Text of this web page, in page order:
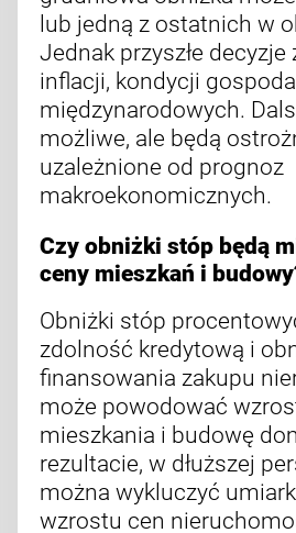
lub jedną z ostatnich w
Jednak przyszłe decyzje
inflacji, kondycji
międzynarodowych.
możliwe, ale będą
uzależnione od prognoz
makroekonomicznych.
Czy obniżki stóp będą
ceny mieszkań i
Obniżki stóp
zdolność kredytową i
finansowania zakupu
może powodować
mieszkania i budowę
rezultacie, w dłuższej
można wykluczyć
wzrostu cen